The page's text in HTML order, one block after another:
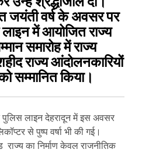
जयंती वर्ष के अवसर पर
में आयोजित राज्य
समारोह में राज्य
राज्य आंदोलनकारियों
सम्मानित किया।
लाइन देहरादून में इस अवसर
से पुष्प वर्षा भी की गई।
का निर्माण केवल राजनीतिक